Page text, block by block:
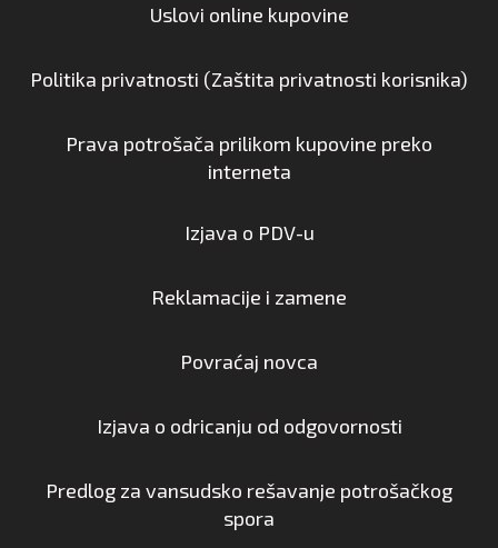
Uslovi online kupovine
Politika privatnosti (Zaštita privatnosti korisnika)
Prava potrošača prilikom kupovine preko
interneta
Izjava o PDV-u
Reklamacije i zamene
Povraćaj novca
Izjava o odricanju od odgovornosti
Predlog za vansudsko rešavanje potrošačkog
spora